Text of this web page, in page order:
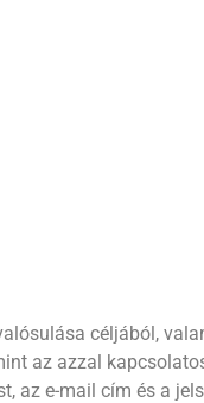
céljából,
az azzal
az e-mail cím és a